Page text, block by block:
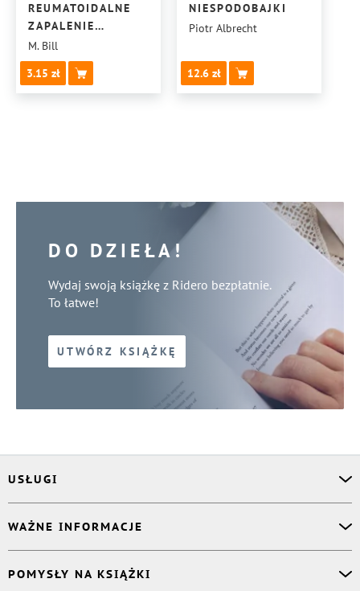
REUMATOIDALNE
ZAPALENIE
STAWÓW
M. Bill
3.15
NIESPODOBAJKI
Piotr Albrecht
12.6
DO DZIEŁA!
Wydaj swoją książkę z Ridero bezpłatnie.
To łatwe!
UTWÓRZ KSIĄŻKĘ
USŁUGI
Korektor
Projektant okładki
Druk Twojej książki
WAŻNE INFORMACJE
Książki Ridero
POMYSŁY NA KSIĄŻKI